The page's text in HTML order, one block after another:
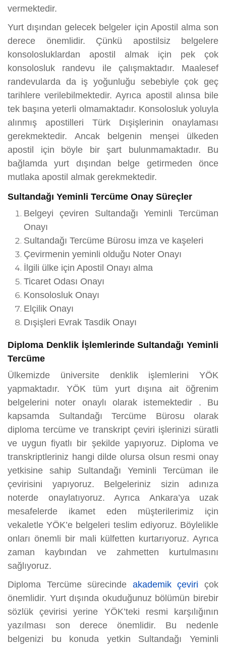
vermektedir.
Yurt dışından gelecek belgeler için Apostil alma son
derece önemlidir. Çünkü apostilsiz belgelere
konsolosluklardan apostil almak için pek çok
konsolosluk randevu ile çalışmaktadır. Maalesef
randevularda da iş yoğunluğu sebebiyle çok geç
tarihlere verilebilmektedir. Ayrıca apostil alınsa bile
tek başına yeterli olmamaktadır. Konsolosluk yoluyla
alınmış apostilleri Türk Dışişlerinin onaylaması
gerekmektedir. Ancak belgenin menşei ülkeden
apostil için böyle bir şart bulunmamaktadır. Bu
bağlamda yurt dışından belge getirmeden önce
mutlaka apostil almak gerekmektedir.
Sultandağı Yeminli Tercüme Onay Süreçler
Belgeyi çeviren Sultandağı Yeminli Tercüman
Onayı
Sultandağı Tercüme Bürosu imza ve kaşeleri
Çevirmenin yeminli olduğu Noter Onayı
İlgili ülke için Apostil Onayı alma
Ticaret Odası Onayı
Konsolosluk Onayı
Elçilik Onayı
Dışişleri Evrak Tasdik Onayı
Diploma Denklik İşlemlerinde Sultandağı Yeminli
Tercüme
Ülkemizde üniversite denklik işlemlerini YÖK
yapmaktadır. YÖK tüm yurt dışına ait öğrenim
belgelerini noter onaylı olarak istemektedir . Bu
kapsamda Sultandağı Tercüme Bürosu olarak
diploma tercüme ve transkript çeviri işlerinizi süratli
ve uygun fiyatlı bir şekilde yapıyoruz. Diploma ve
transkriptleriniz hangi dilde olursa olsun resmi onay
yetkisine sahip Sultandağı Yeminli Tercüman ile
çevirisini yapıyoruz. Belgeleriniz sizin adınıza
noterde onaylatıyoruz. Ayrıca Ankara’ya uzak
mesafelerde ikamet eden müşterilerimiz için
vekaletle YÖK’e belgeleri teslim ediyoruz. Böylelikle
onları önemli bir mali külfetten kurtarıyoruz. Ayrıca
zaman kaybından ve zahmetten kurtulmasını
sağlıyoruz.
Diploma Tercüme sürecinde akademik çeviri çok
önemlidir. Yurt dışında okuduğunuz bölümün birebir
sözlük çevirisi yerine YÖK’teki resmi karşılığının
yazılması son derece önemlidir. Bu nedenle
belgenizi bu konuda yetkin Sultandağı Yeminli